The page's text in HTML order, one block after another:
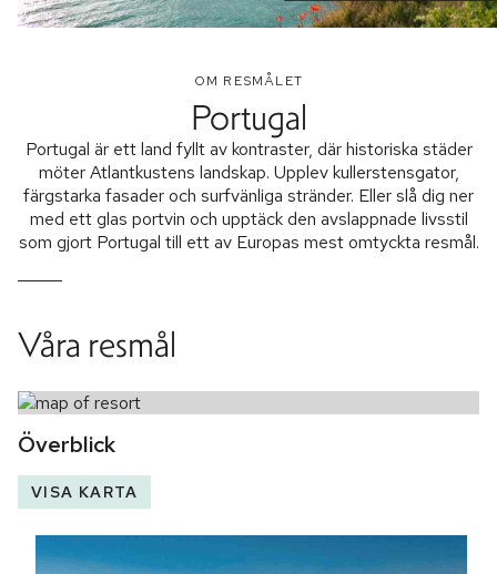
OM RESMÅLET
Portugal
Portugal är ett land fyllt av kontraster, där historiska städer
möter Atlantkustens landskap. Upplev kullerstensgator,
färgstarka fasader och surfvänliga stränder. Eller slå dig ner
med ett glas portvin och upptäck den avslappnade livsstil
som gjort Portugal till ett av Europas mest omtyckta resmål.
Våra resmål
Överblick
VISA KARTA